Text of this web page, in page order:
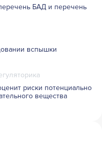
БАД и перечень
вспышки
риски потенциально
вещества